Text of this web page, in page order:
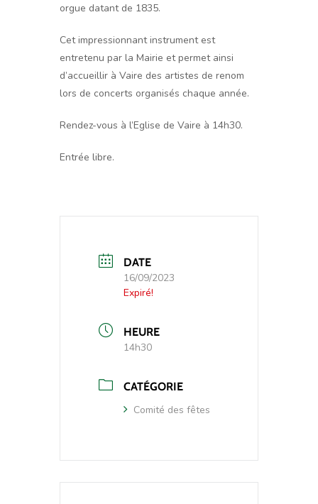
orgue datant de 1835.
Cet impressionnant instrument est
entretenu par la Mairie et permet ainsi
d’accueillir à Vaire des artistes de renom
lors de concerts organisés chaque année.
Rendez-vous à l’Eglise de Vaire à 14h30.
Entrée libre.
DATE
16/09/2023
Expiré!
HEURE
14h30
CATÉGORIE
Comité des fêtes